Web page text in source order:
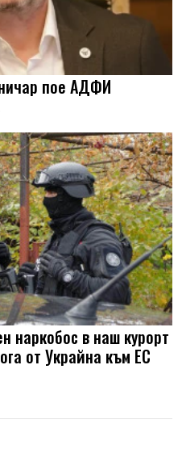
пое АДФИ
наркобос в наш курорт
от Украйна към ЕС